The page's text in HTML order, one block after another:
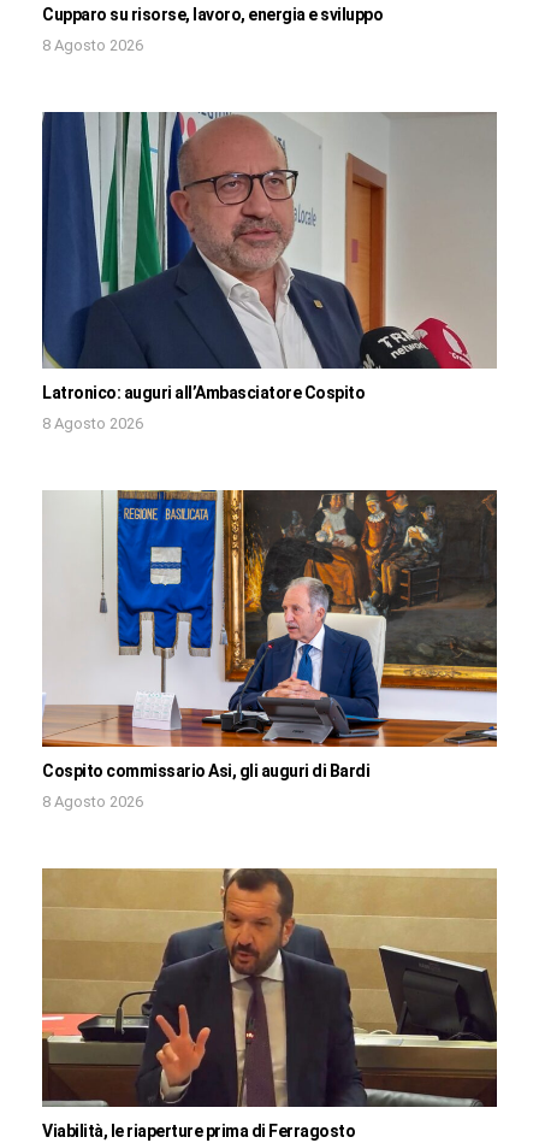
Cupparo su risorse, lavoro, energia e sviluppo
8 Agosto 2026
Latronico: auguri all’Ambasciatore Cospito
8 Agosto 2026
Cospito commissario Asi, gli auguri di Bardi
8 Agosto 2026
Viabilità, le riaperture prima di Ferragosto